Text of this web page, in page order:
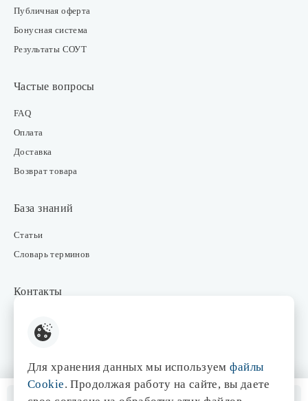
Публичная оферта
Бонусная система
Результаты СОУТ
Частые вопросы
FAQ
Оплата
Доставка
Возврат товара
База знаний
Статьи
Словарь терминов
Контакты
Интернет-магазин
Отдел маркетинга
Нет в наличии
Для хранения данных мы используемфайлы
Cookie. Продолжая работу на сайте, вы даете